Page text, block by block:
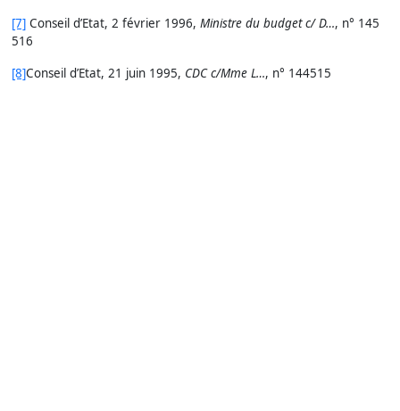
[7] Conseil d’Etat, 2 février 1996,Ministre du budget c/ D…, n° 145
516
[8]Conseil d’Etat, 21 juin 1995, CDC c/Mme L…, n° 144515